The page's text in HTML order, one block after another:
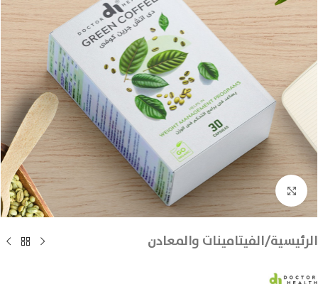
انقر للتكبير
الرئيسية/الفيتامينات والمعادن